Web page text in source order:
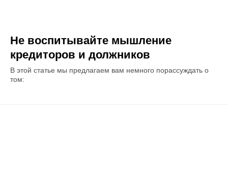
Не воспитывайте мышление
кредиторов и должников
В этой статье мы предлагаем вам немного порассуждать о
том: